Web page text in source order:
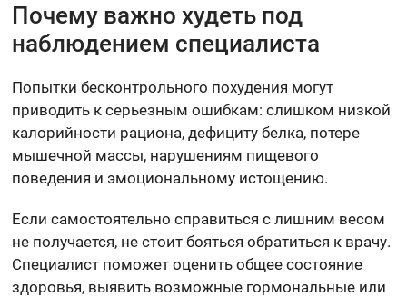
Почему важно худеть под
наблюдением специалиста
Попытки бесконтрольного похудения могут
приводить к серьезным ошибкам: слишком низкой
калорийности рациона, дефициту белка, потере
мышечной массы, нарушениям пищевого
поведения и эмоциональному истощению.
Если самостоятельно справиться с лишним весом
не получается, не стоит бояться обратиться к врачу.
Специалист поможет оценить общее состояние
здоровья, выявить возможные гормональные или